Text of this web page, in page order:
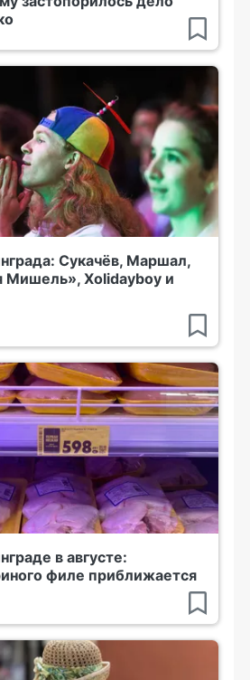
Сукачёв, Маршал,
Мишель», Xolidayboy и
в августе:
филе приближается